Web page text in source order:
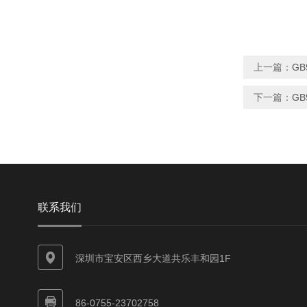
上一篇：
下一篇：
联系我们
深圳市宝安区西乡大道共乐丰和园1F
86-0755-23702758